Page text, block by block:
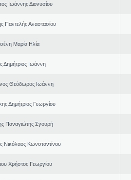
Ιωάννης Διονυσίου
Παντελής Αναστασίου
Μαρία Ηλία
Δημήτριος Ιωάννη
Θεόδωρος Ιωάννη
Δημήτριος Γεωργίου
Παναγιώτης Σγουρή
Νικόλαος Κωνσταντίνου
Χρήστος Γεωργίου